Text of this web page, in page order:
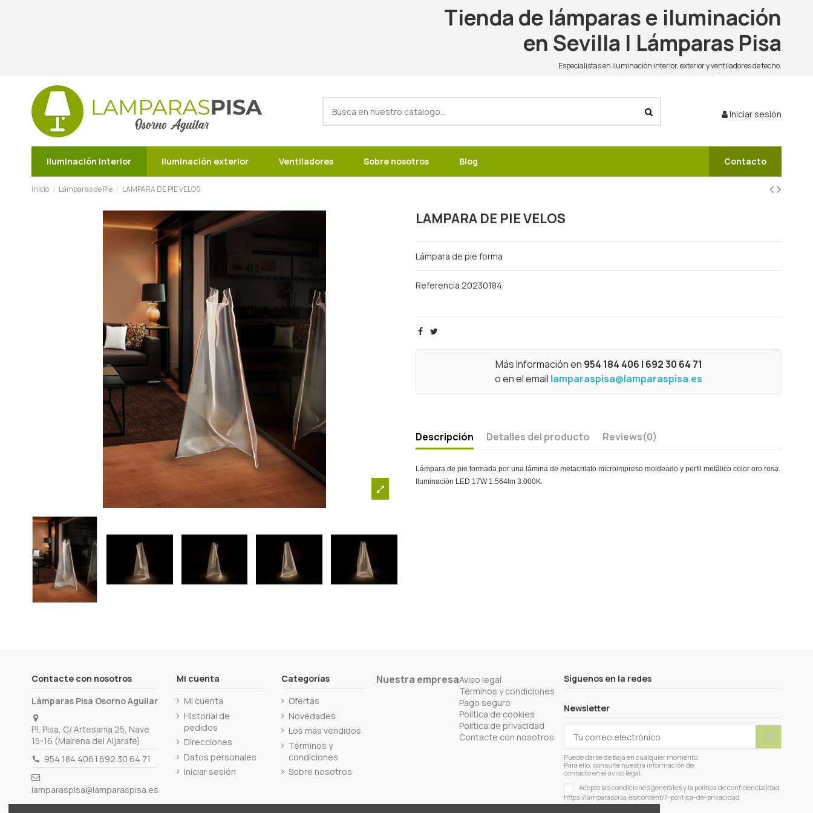
Tienda de lámparas e iluminación
en Sevilla | Lámparas Pisa
Especialistas en iluminación interior, exterior y ventiladores de techo.
Iniciar sesión
Iluminación interior Iluminación exterior Ventiladores Sobre nosotros Blog Contacto
Inicio Lámparas de Pie LAMPARA DE PIE VELOS
LAMPARA DE PIE VELOS
Lámpara de pie forma
Referencia 20230184
Más Información en 954 184 406 | 692 30 64 71
o en el email lamparaspisa@lamparaspisa.es
Descripción Detalles del producto Reviews(0)
Lámpara de pie formada por una lámina de metacrilato microimpreso moldeado y perfil metálico color oro rosa.
Iluminación LED 17W 1.564lm 3.000K.
Contacte con nosotros
Lámparas Pisa Osorno Aguilar
P.I. Pisa, C/ Artesanía 25, Nave
15-16 (Mairena del Aljarafe)
954 184 406 | 692 30 64 71
lamparaspisa@lamparaspisa.es
Mi cuenta
Mi cuenta
Historial de
pedidos
Direcciones
Datos personales
Iniciar sesión
Categorías
Ofertas
Novedades
Los más vendidos
Términos y
condiciones
Sobre nosotros
Nuestra empresaAviso legal
Términos y condiciones
Pago seguro
Política de cookies
Política de privacidad
Contacte con nosotros
Síguenos en la redes
Newsletter
Puede darse de baja en cualquier momento.
Para ello, consulte nuestra información de
contacto en el aviso legal.
Acepto las condiciones generales y la política de confidencialidad.
https://lamparaspisa.es/content/7-politica-de-privacidad